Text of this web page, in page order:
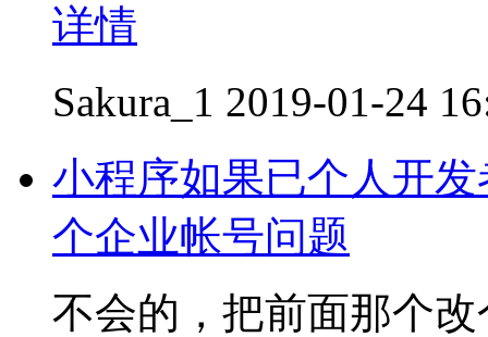
详情
Sakura_1 2019-01-24
小程序如果已个人开
个企业帐号问题
不会的，把前面那个